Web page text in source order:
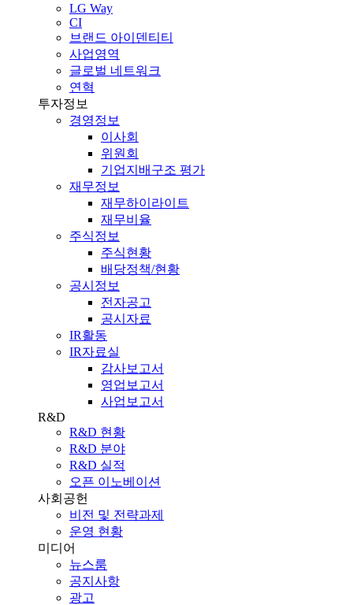
LG Way
CI
브랜드 아이덴티티
사업영역
글로벌 네트워크
연혁
투자정보
경영정보
이사회
위원회
기업지배구조 평가
재무정보
재무하이라이트
재무비율
주식정보
주식현황
배당정책/현황
공시정보
전자공고
공시자료
IR활동
IR자료실
감사보고서
영업보고서
사업보고서
R&D
R&D 현황
R&D 분야
R&D 실적
오픈 이노베이션
사회공헌
비전 및 전략과제
운영 현황
미디어
뉴스룸
공지사항
광고